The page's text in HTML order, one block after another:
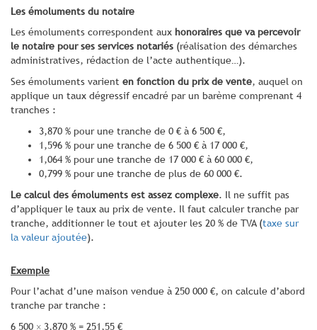
Les émoluments du notaire
Les émoluments correspondent aux honoraires que va percevoir
le notaire pour ses services notariés (réalisation des démarches
administratives, rédaction de l’acte authentique…).
Ses émoluments varient en fonction du prix de vente, auquel on
applique un taux dégressif encadré par un barème comprenant 4
tranches :
3,870 % pour une tranche de 0 € à 6 500 €,
1,596 % pour une tranche de 6 500 € à 17 000 €,
1,064 % pour une tranche de 17 000 € à 60 000 €,
0,799 % pour une tranche de plus de 60 000 €.
Le calcul des émoluments est assez complexe. Il ne suffit pas
d’appliquer le taux au prix de vente. Il faut calculer tranche par
tranche, additionner le tout et ajouter les 20 % de TVA (taxe sur
la valeur ajoutée).
Exemple
Pour l’achat d’une maison vendue à 250 000 €, on calcule d’abord
tranche par tranche :
6 500 × 3,870 % = 251,55 €